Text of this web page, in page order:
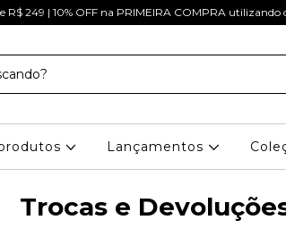
R$ 249 | 10% OFF na PRIMEIRA COMPRA
Lançamentos
Trocas e